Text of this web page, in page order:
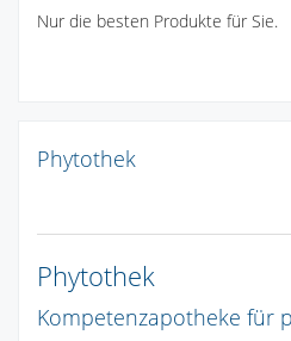
Nur die besten Produkte für Sie.
Phytothek
Phytothek
Kompetenzapotheke für